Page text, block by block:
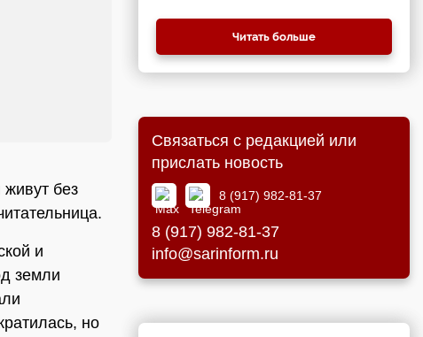
без
и
земли
но
Читать больше
Связаться с редакцией или
прислать новость
8 (917) 982-81-37
8 (917) 982-81-37
info@sarinform.ru